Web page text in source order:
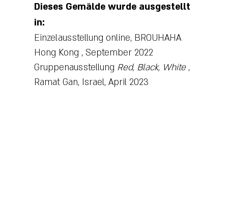
Dieses Gemälde wurde ausgestellt
in:
Einzelausstellung online, BROUHAHA
Hong Kong , September 2022
Gruppenausstellung Red, Black, White ,
Ramat Gan, Israel, April 2023